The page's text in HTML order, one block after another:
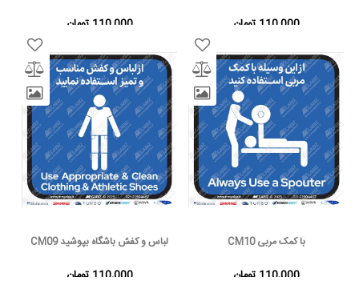
110,000 تومان 110,000 تومان
با کمک مربی CM10
110,000 تومان
لباس و کفش باشگاه بپوشید CM09
110,000 تومان